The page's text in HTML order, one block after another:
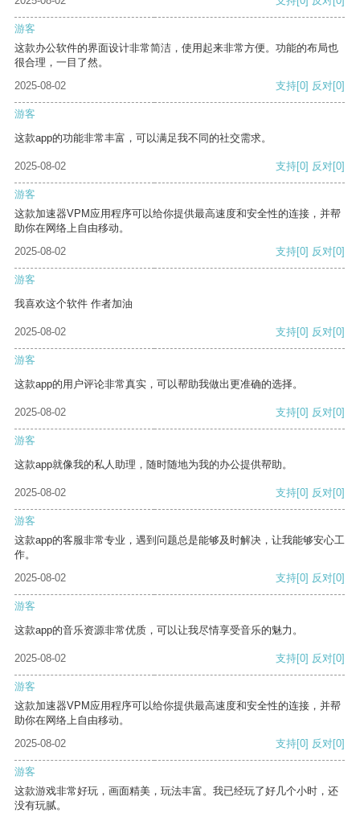
游客
这款办公软件的界面设计非常简洁，使用起来非常方便。功能的布局也
很合理，一目了然。
2025-08-02
支持[0] 反对[0]
游客
这款app的功能非常丰富，可以满足我不同的社交需求。
2025-08-02 支持[0] 反对[0]
游客
这款加速器VPM应用程序可以给你提供最高速度和安全性的连接，并帮
助你在网络上自由移动。
2025-08-02
支持[0] 反对[0]
游客
我喜欢这个软件 作者加油
2025-08-02 支持[0] 反对[0]
游客
这款app的用户评论非常真实，可以帮助我做出更准确的选择。
2025-08-02 支持[0] 反对[0]
游客
这款app就像我的私人助理，随时随地为我的办公提供帮助。
2025-08-02 支持[0] 反对[0]
游客
这款app的客服非常专业，遇到问题总是能够及时解决，让我能够安心工
作。
2025-08-02
支持[0] 反对[0]
游客
这款app的音乐资源非常优质，可以让我尽情享受音乐的魅力。
2025-08-02 支持[0] 反对[0]
游客
这款加速器VPM应用程序可以给你提供最高速度和安全性的连接，并帮
助你在网络上自由移动。
2025-08-02
支持[0] 反对[0]
游客
这款游戏非常好玩，画面精美，玩法丰富。我已经玩了好几个小时，还
没有玩腻。